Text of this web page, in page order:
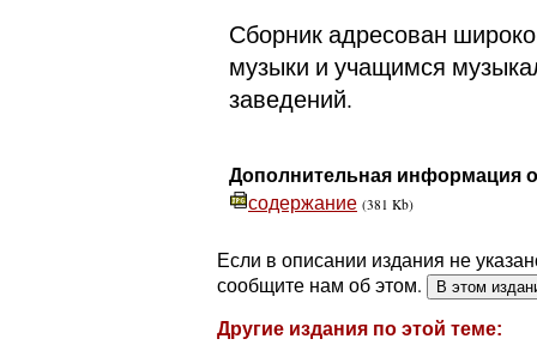
Сборник адресован
музыки и учащимся
заведений.
Дополнительная информация
содержание (381 Kb)
Если в описании издания не
сообщите нам об этом.
В этом
Другие издания по этой теме: